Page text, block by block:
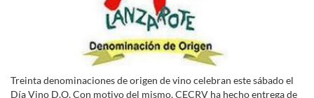
Treinta denominaciones de origen de vino celebran este sábado el
Día Vino D.O. Con motivo del mismo, CECRV ha hecho entrega de